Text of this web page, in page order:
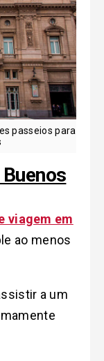
passeios para
viagem em
ao menos
a um